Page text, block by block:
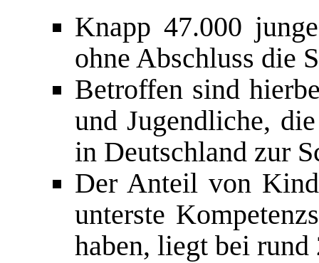
Knapp 47.000
ohne Abschluss die
Betroffen sind
und Jugendliche,
in Deutschland zur
Der Anteil von
unterste
haben, liegt bei rund